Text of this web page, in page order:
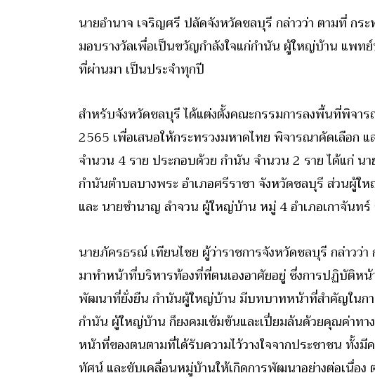
นายอำนาจ เจริญศรี ปลัดจังหวัดชลบุรี กล่าวว่า ตามที่ ก
มอบรางวัลเพื่อเป็นขวัญกำลังใจแก่กำนัน ผู้ใหญ่บ้าน แพ
ที่ผ่านมา เป็นประจำทุกปี
สำหรับจังหวัดชลบุรี ได้แต่งตั้งคณะกรรมการลงพื้นที่พิจา
2565 เพื่อเสนอให้กระทรวงมหาดไทย พิจารณาคัดเลือก
จำนวน 4 ราย ประกอบด้วย กำนัน จำนวน 2 ราย ได้แก่
กำนันตำบลบางพระ อำเภอศรีราชา จังหวัดชลบุรี ส่วนผู้
และ นายชำนาญ ลำจวน ผู้ใหญ่บ้าน หมู่ 4 อำเภอเกาจันท
นายภัครธรณ์ เทียนไชย ผู้ว่าราชการจังหวัดชลบุรี กล่าวว่
มาทำหน้าที่บริหารท้องที่ที่ตนเองอาศัยอยู่ ซึ่งการปฏิบัติห
พัฒนาที่ยั่งยืน กำนันผู้ใหญ่บ้าน มีบทบาทหน้าที่สำคัญในกา
กำนัน ผู้ใหญ่บ้าน ก็ยงคมเข้มข้นและเปี่ยมล้นด้วยคุณค่าท
หน้าที่ของตนตามที่ได้รับความไว้วางใจจากประชาชน ทั้
ทัศน์ และขับเคลื่อนหมู่บ้านให้เกิดการพัฒนาอย่างต่อเนื่อง